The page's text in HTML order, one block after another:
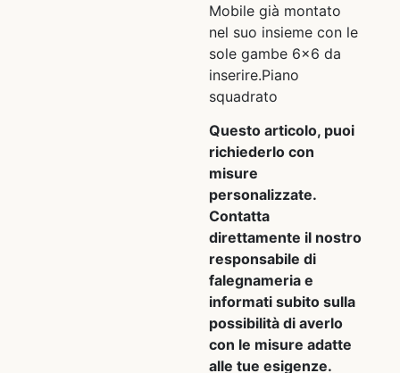
Mobile già montato
nel suo insieme con le
sole gambe 6×6 da
inserire.Piano
squadrato
Questo articolo, puoi
richiederlo con
misure
personalizzate.
Contatta
direttamente il nostro
responsabile di
falegnameria e
informati subito sulla
possibilità di averlo
con le misure adatte
alle tue esigenze.